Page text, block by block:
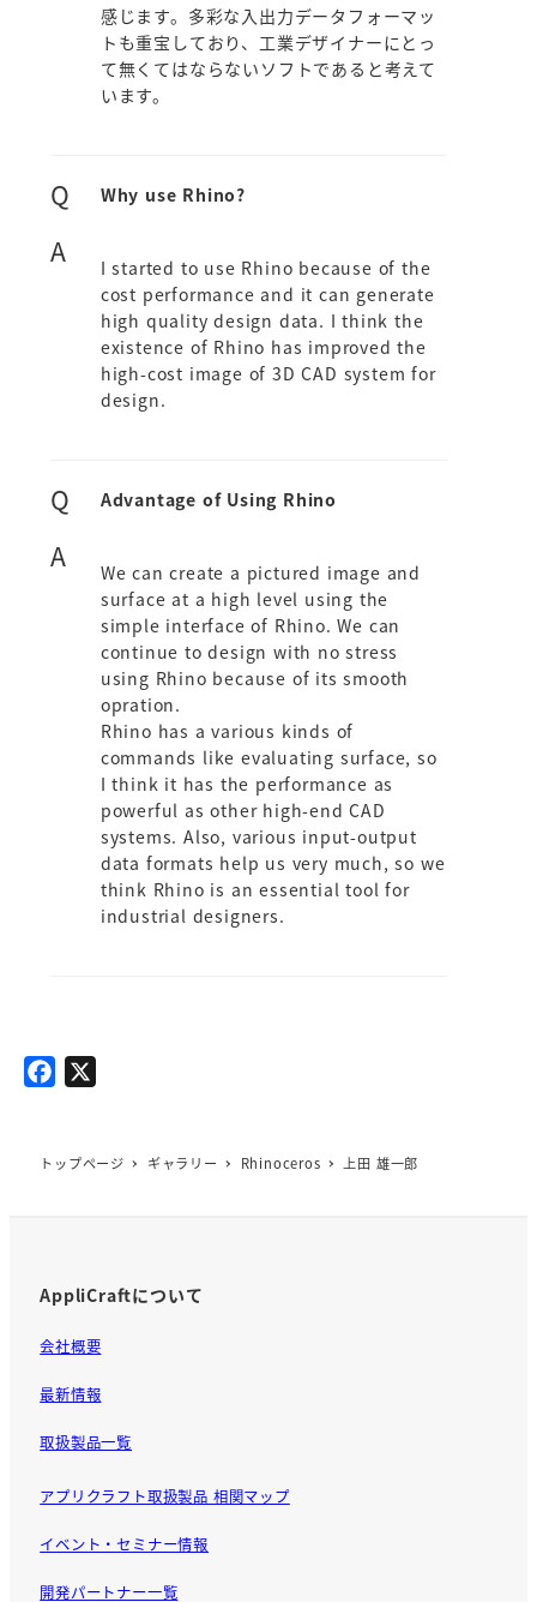
感じます。多彩な入出力データフォーマッ
トも重宝しており、工業デザイナーにとっ
て無くてはならないソフトであると考えて
います。
Q Why use Rhino?
A
I started to use Rhino because of the
cost performance and it can generate
high quality design data. I think the
existence of Rhino has improved the
high-cost image of 3D CAD system for
design.
Q Advantage of Using Rhino
A
We can create a pictured image and
surface at a high level using the
simple interface of Rhino. We can
continue to design with no stress
using Rhino because of its smooth
opration.
Rhino has a various kinds of
commands like evaluating surface, so
I think it has the performance as
powerful as other high-end CAD
systems. Also, various input-output
data formats help us very much, so we
think Rhino is an essential tool for
industrial designers.
e
k
トップページ ギャラリー Rhinoceros 上田 雄一郎
AppliCraftについて
会社概要
最新情報
取扱製品一覧
アプリクラフト取扱製品 相関マップ
イベント・セミナー情報
開発パートナー一覧